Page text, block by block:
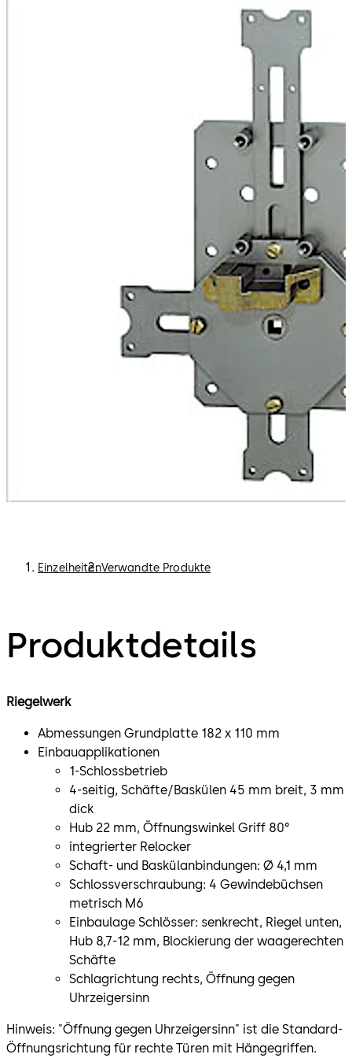
EinzelheitenVerwandte Produkte
Produktdetails
Riegelwerk
Abmessungen Grundplatte 182 x 110 mm
Einbauapplikationen
1-Schlossbetrieb
4-seitig, Schäfte/Baskülen 45 mm breit, 3 mm
dick
Hub 22 mm, Öffnungswinkel Griff 80°
integrierter Relocker
Schaft- und Baskülanbindungen: Ø 4,1 mm
Schlossverschraubung: 4 Gewindebüchsen
metrisch M6
Einbaulage Schlösser: senkrecht, Riegel unten,
Hub 8,7-12 mm, Blockierung der waagerechten
Schäfte
Schlagrichtung rechts, Öffnung gegen
Uhrzeigersinn
Hinweis: "Öffnung gegen Uhrzeigersinn" ist die Standard-
Öffnungsrichtung für rechte Türen mit Hängegriffen.